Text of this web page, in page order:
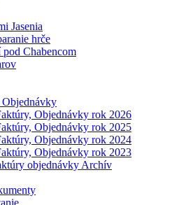
Jasenia
hrče
Chabencom
Objednávky rok 2026
Objednávky rok 2025
Objednávky rok 2024
Objednávky rok 2023
objednávky Archív